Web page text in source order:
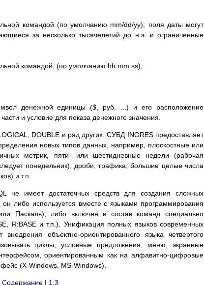
командой (по умолчанию mm/dd/yy); поля даты могут
за несколько тысячелетий до н.э. и ограниченные
командой, (по умолчанию hh.mm.ss);
денежной единицы ($, руб, ...) и его расположение
и условие для показа денежного значения.
DOUBLE и ряд других. СУБД INGRES предоставляет
новых типов данных, например, плоскостные или
метрик, пяти- или шестидневные недели (рабочая
понедельник), дроби, графика, большие целые числа
и т.п.
не имеет достаточных средств для создания сложных
либо используется вместе с языками программирования
Паскаль), либо включен в состав команд специально
R:BASE и т.п.). Унификация полных языков современных
объектно-ориентированного языка четвертого
циклы, условные предложения, меню, экранные
ориентированным как на алфавитно-цифровые
(X-Windows, MS-Windows).
Содержание| 1.3